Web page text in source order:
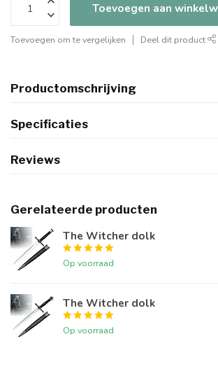
Toevoegen aan
Toevoegen om te vergelijken Deel dit product
Productomschrijving
Specificaties
Reviews
Gerelateerde producten
The Witcher dolk
Op voorraad
The Witcher dolk
Op voorraad